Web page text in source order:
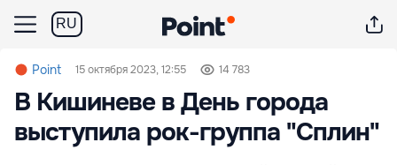
RU
Point 15 октября 2023, 12:55 14 783
В Кишиневе в День города
выступила рок-группа "Сплин"